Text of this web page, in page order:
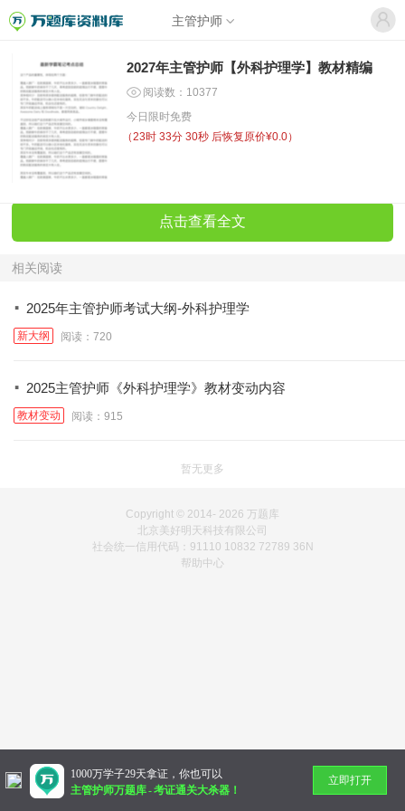
主管护师
2027年主管护师【外科护理学】教材精编
阅读数：10377
今日限时免费
（23时 33分 30秒 后恢复原价¥0.0）
点击查看全文
相关阅读
· 2025年主管护师考试大纲-外科护理学
新大纲 阅读：720
· 2025主管护师《外科护理学》教材变动内容
教材变动 阅读：915
暂无更多
Copyright © 2014- 2026 万题库
北京美好明天科技有限公司
社会统一信用代码：91110 10832 72789 36N
帮助中心
1000万学子29天拿证，你也可以
主管护师万题库-考证通关大杀器！
立即打开